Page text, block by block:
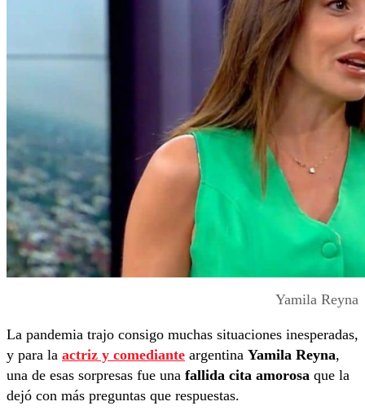
Yamila Reyna
La pandemia trajo consigo muchas situaciones inesperadas,
y para la actriz y comediante argentina Yamila Reyna,
una de esas sorpresas fue una fallida cita amorosa que la
dejó con más preguntas que respuestas.